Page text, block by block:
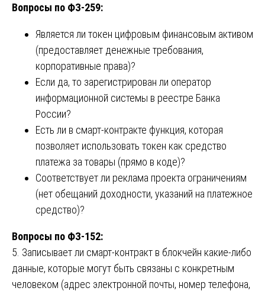
Вопросы по ФЗ-259:
Является ли токен цифровым финансовым активом
(предоставляет денежные требования,
корпоративные права)?
Если да, то зарегистрирован ли оператор
информационной системы в реестре Банка
России?
Есть ли в смарт-контракте функция, которая
позволяет использовать токен как средство
платежа за товары (прямо в коде)?
Соответствует ли реклама проекта ограничениям
(нет обещаний доходности, указаний на платежное
средство)?
Вопросы по ФЗ-152:
5. Записывает ли смарт-контракт в блокчейн какие-либо
данные, которые могут быть связаны с конкретным
человеком (адрес электронной почты, номер телефона,